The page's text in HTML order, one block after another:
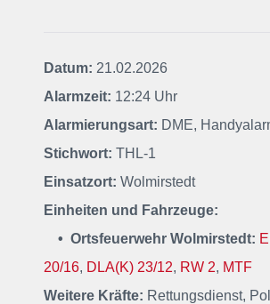
Datum: 21.02.2026
Alarmzeit: 12:24 Uhr
Alarmierungsart: DME,
Stichwort: THL-1
Einsatzort: Wolmirstedt
Einheiten und Fahrzeuge:
• Ortsfeuerwehr Wolmirstedt:
20/16, DLA(K) 23/12, RW 2, MTF
Weitere Kräfte: Rettungsdienst,